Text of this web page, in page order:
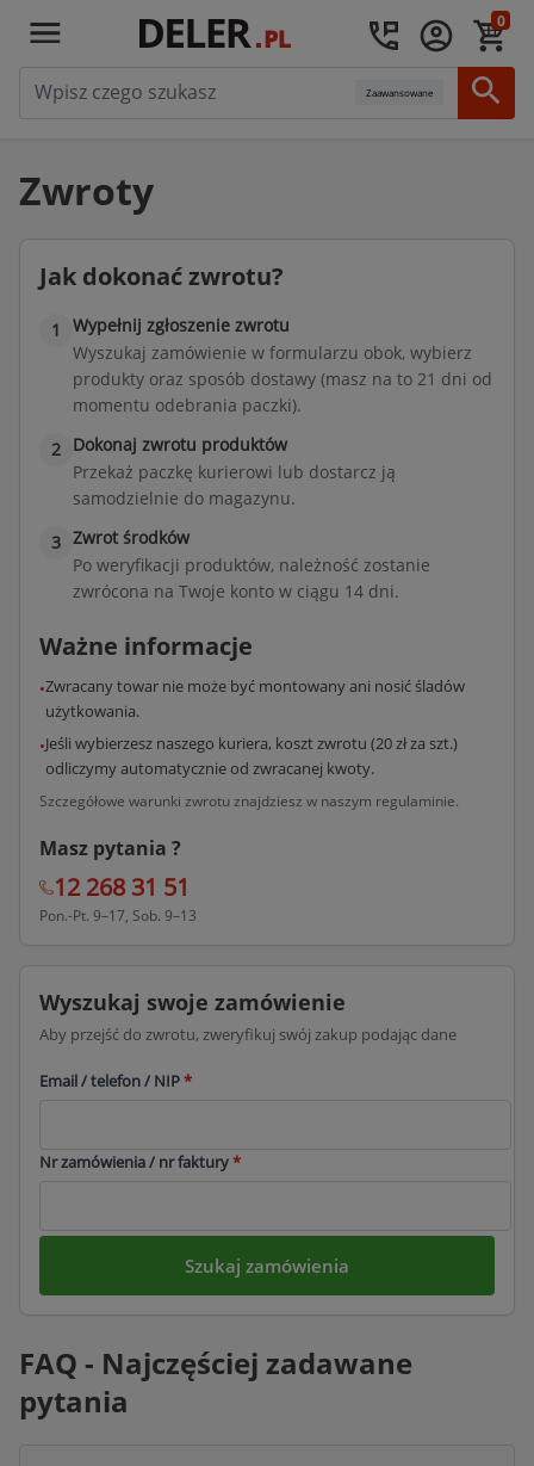
0
Zaawansowane
Zwroty
Jak dokonać zwrotu?
1
Wypełnij zgłoszenie zwrotu
Wyszukaj zamówienie w formularzu obok, wybierz
produkty oraz sposób dostawy (masz na to 21 dni od
momentu odebrania paczki).
2 Dokonaj zwrotu produktów
Przekaż paczkę kurierowi lub dostarcz ją
samodzielnie do magazynu.
3 Zwrot środków
Po weryfikacji produktów, należność zostanie
zwrócona na Twoje konto w ciągu 14 dni.
Ważne informacje
•Zwracany towar nie może być montowany ani nosić śladów
użytkowania.
•Jeśli wybierzesz naszego kuriera, koszt zwrotu (20 zł za szt.)
odliczymy automatycznie od zwracanej kwoty.
Szczegółowe warunki zwrotu znajdziesz w naszym regulaminie.
Masz pytania ?
12 268 31 51
Pon.-Pt. 9–17, Sob. 9–13
Wyszukaj swoje zamówienie
Aby przejść do zwrotu, zweryfikuj swój zakup podając dane
Email / telefon / NIP*
Nr zamówienia / nr faktury*
Szukaj zamówienia
FAQ - Najczęściej zadawane
pytania